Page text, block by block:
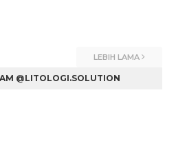
LEBIH LAMA
@LITOLOGI.SOLUTION